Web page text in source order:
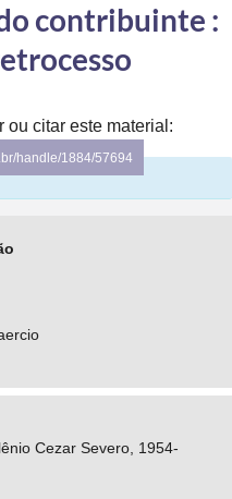
Humanos
contribuinte :
ou citar este material:
handle/1884/57694
Cezar Severo, 1954-